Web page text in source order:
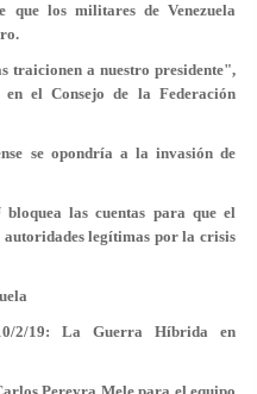
que los militares de Venezuela
traicionen a nuestro presidente",
el Consejo de la Federación
se opondría a la invasión de
bloquea las cuentas para que el
autoridades legítimas por la crisis
2/19: La Guerra Híbrida en